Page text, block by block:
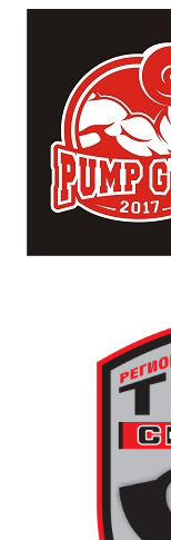
регулира
именно тя
коментира
Сто и пет
часовникова
дело на двама
Христо
1945 година,
жители,
дряновския